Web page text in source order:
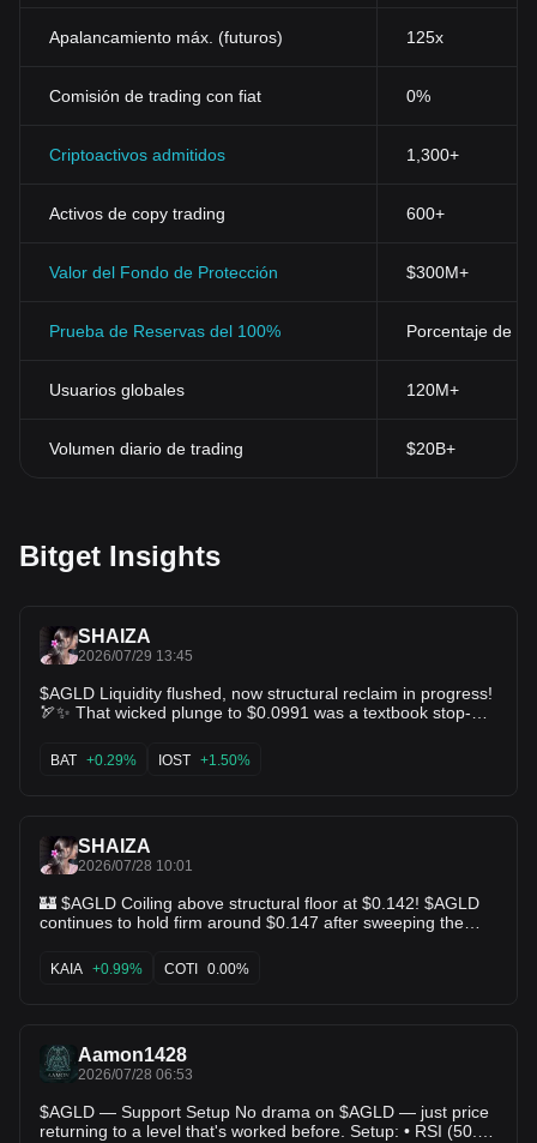
Apalancamiento máx. (futuros) 125x
Comisión de trading con fiat 0%
Criptoactivos admitidos 1,300+
Activos de copy trading 600+
Valor del Fondo de Protección $300M+
Prueba de Reservas del 100% Porcentaje de
Usuarios globales 120M+
Volumen diario de trading $20B+
Bitget Insights
SHAIZA
2026/07/29 13:45
$AGLD Liquidity flushed, now structural reclaim in progress!
🏹✨ That wicked plunge to $0.0991 was a textbook stop-
straight back over $0.148. The explosive volume candle
BAT +0.29% IOST +1.50%
SHAIZA
2026/07/28 10:01
🏰 $AGLD Coiling above structural floor at $0.142! $AGLD
continues to hold firm around $0.147 after sweeping the
tight range contraction usually a precursor to a strong
KAIA +0.99% COTI 0.00%
Aamon1428
2026/07/28 06:53
$AGLD — Support Setup No drama on $AGLD — just price
returning to a level that's worked before. Setup: • RSI (50.0):